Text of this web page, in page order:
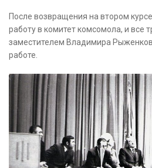
После возвращения на втором
работу в комитет комсомола, и все
заместителем Владимира
работе.